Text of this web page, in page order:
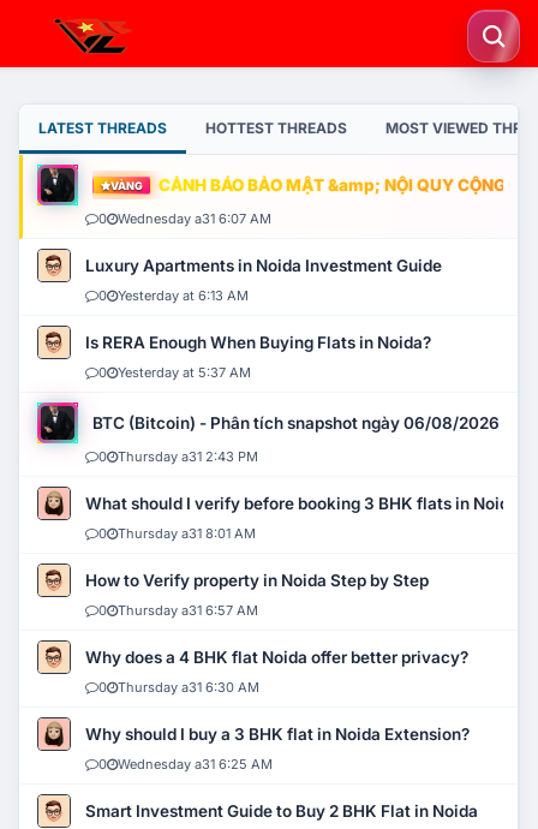
LATEST THREADS HOTTEST THREADS MOST VIEWED
VÀNG CẢNH BÁO BẢO MẬT &amp; NỘI QUY CỘNG
0 Wednesday a31 6:07 AM
Luxury Apartments in Noida Investment Guide
0 Yesterday at 6:13 AM
Is RERA Enough When Buying Flats in Noida?
0 Yesterday at 5:37 AM
BTC (Bitcoin) - Phân tích snapshot ngày 06/08/2026
0 Thursday a31 2:43 PM
What should I verify before booking 3 BHK flats in Noida?
0 Thursday a31 8:01 AM
How to Verify property in Noida Step by Step
0 Thursday a31 6:57 AM
Why does a 4 BHK flat Noida offer better privacy?
0 Thursday a31 6:30 AM
Why should I buy a 3 BHK flat in Noida Extension?
0 Wednesday a31 6:25 AM
Smart Investment Guide to Buy 2 BHK Flat in Noida